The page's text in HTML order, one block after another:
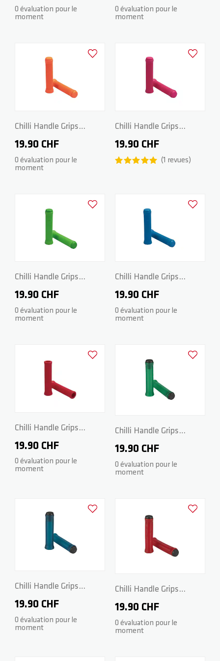
ZERO V2
JUMPSTART
CSG CUSTOM PARTS
Black
0 évaluation pour le
moment
White
0 évaluation pour le
moment
Chilli Handle Grips
Standard 2.0 - 140mm -
Orange
19.90 CHF
0 évaluation pour le
moment
Ajouter à la liste d'achats
Chilli Handle Grips
Standard 2.0 - 140mm -
Pink
19.90 CHF
1 revues
Ajouter à
Chilli Handle Grips
Standard 2.0 - 140mm -
Green
19.90 CHF
0 évaluation pour le
moment
Ajouter à la liste d'achats
Chilli Handle Grips
Standard 2.0 - 140mm -
Blue
19.90 CHF
0 évaluation pour le
moment
Ajouter à
Chilli Handle Grips
Standard 2.0 - 140mm -
Fire red
19.90 CHF
0 évaluation pour le
moment
Ajouter à la liste d'achats
Chilli Handle Grips
Standard 2.0 - 140mm -
Candy green
19.90 CHF
0 évaluation pour le
moment
Ajouter à
Chilli Handle Grips
Standard 2.0 - 140mm -
Candy blue
19.90 CHF
0 évaluation pour le
moment
Ajouter à la liste d'achats
Chilli Handle Grips
Standard 2.0 - 140mm -
Candy red
19.90 CHF
0 évaluation pour le
moment
Ajouter à